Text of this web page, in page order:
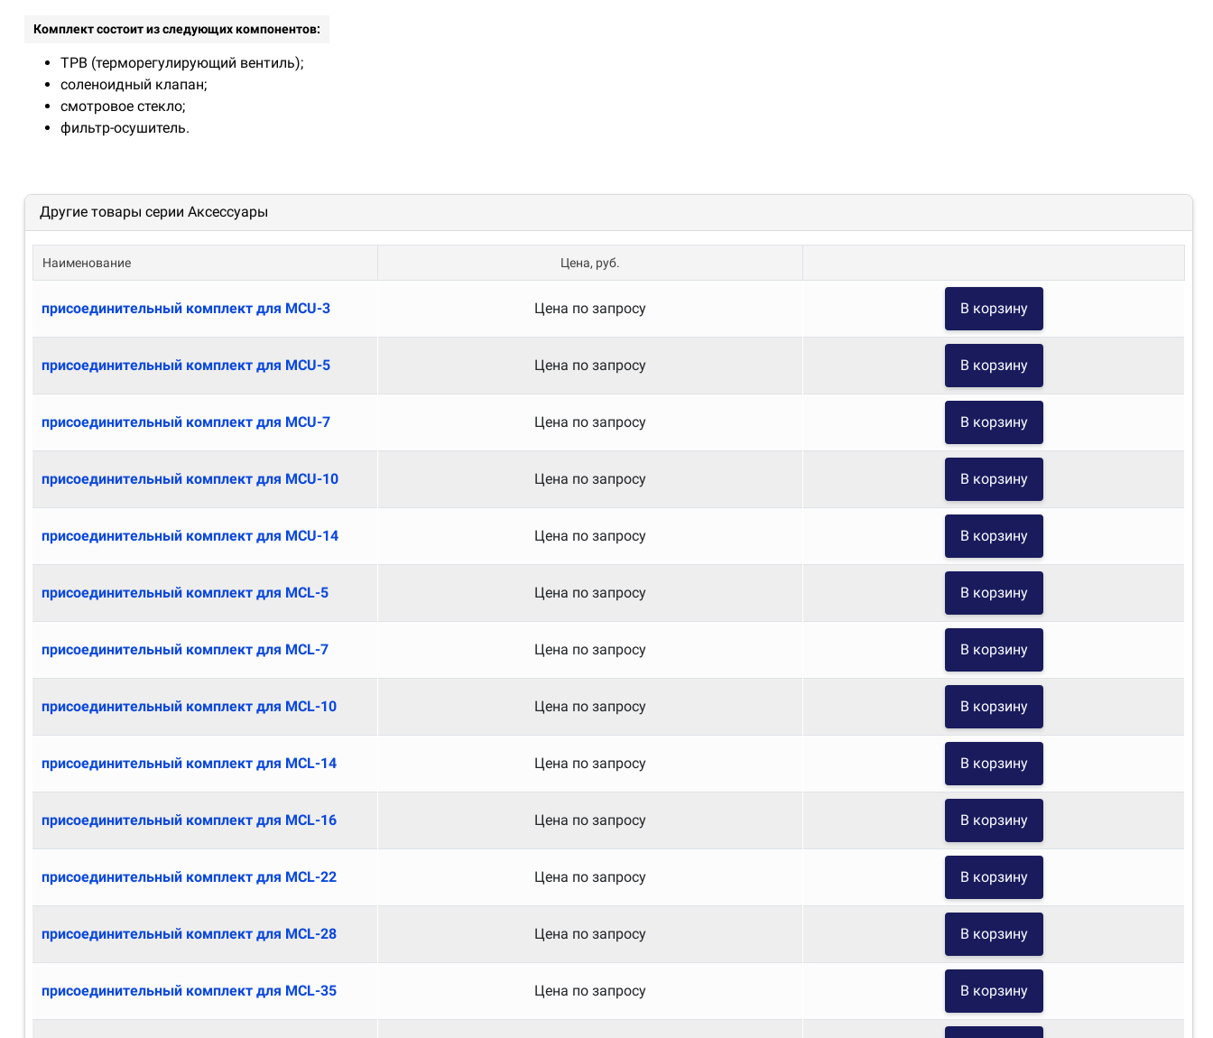
Комплект состоит из следующих компонентов:
ТРВ (терморегулирующий вентиль);
соленоидный клапан;
смотровое стекло;
фильтр-осушитель.
Другие товары серии Аксессуары
Наименование Цена, руб.
присоединительный комплект для MCU-3 Цена по запросу В корзину
присоединительный комплект для MCU-5 Цена по запросу В корзину
присоединительный комплект для MCU-7 Цена по запросу В корзину
присоединительный комплект для MCU-10 Цена по запросу В корзину
присоединительный комплект для MCU-14 Цена по запросу В корзину
присоединительный комплект для MCL-5 Цена по запросу В корзину
присоединительный комплект для MCL-7 Цена по запросу В корзину
присоединительный комплект для MCL-10 Цена по запросу В корзину
присоединительный комплект для MCL-14 Цена по запросу В корзину
присоединительный комплект для MCL-16 Цена по запросу В корзину
присоединительный комплект для MCL-22 Цена по запросу В корзину
присоединительный комплект для MCL-28 Цена по запросу В корзину
присоединительный комплект для MCL-35 Цена по запросу В корзину